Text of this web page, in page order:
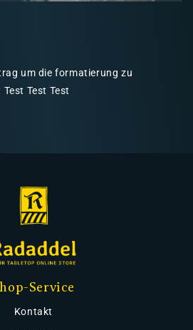
um die formatierung zu
Test Test
Service
Kontakt